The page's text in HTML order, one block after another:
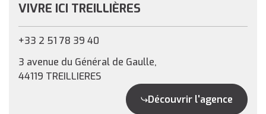
VIVRE ICI TREILLIÈRES
+33 2 51 78 39 40
3 avenue du Général de Gaulle,
44119 TREILLIERES
Découvrir l'agence